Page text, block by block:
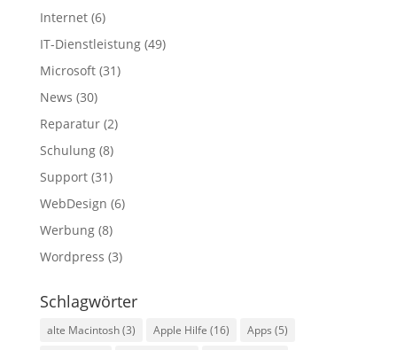
Internet(6)
IT-Dienstleistung(49)
Microsoft(31)
News (30)
Reparatur(2)
Schulung(8)
Support(31)
WebDesign (6)
Werbung(8)
Wordpress (3)
Schlagwörter
alte Macintosh(3) Apple Hilfe (16) Apps (5)